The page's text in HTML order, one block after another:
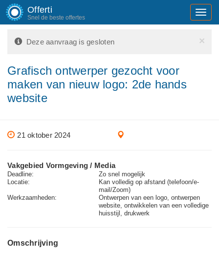
Offerti
Snel de beste offertes
×
Deze aanvraag is gesloten
Grafisch ontwerper gezocht voor
maken van nieuw logo: 2de hands
website
21 oktober 2024
Vakgebied Vormgeving / Media
Deadline:
Zo snel mogelijk
Locatie:
Kan volledig op afstand (telefoon/e-
mail/Zoom)
Werkzaamheden:
Ontwerpen van een logo, ontwerpen
website, ontwikkelen van een volledige
huisstijl, drukwerk
Omschrijving